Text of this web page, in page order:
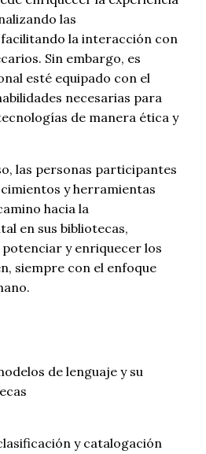
las
la interacción con
Sin embargo, es
esté equipado con el
necesarias para
de manera ética y
las personas participantes
y herramientas
hacia la
en sus bibliotecas,
y enriquecer los
siempre con el enfoque
de lenguaje y su
y catalogación